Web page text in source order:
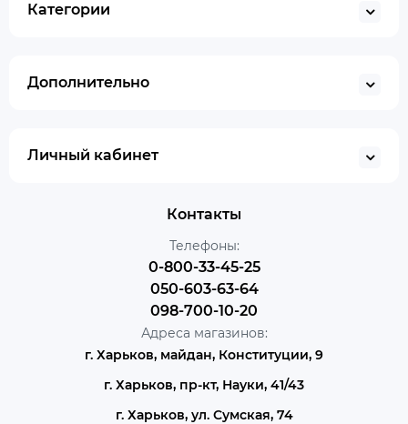
Категории
Дополнительно
Личный кабинет
Контакты
Телефоны:
0-800-33-45-25
050-603-63-64
098-700-10-20
Адреса магазинов:
г. Харьков, майдан, Конституции, 9
г. Харьков, пр-кт, Науки, 41/43
г. Харьков, ул. Сумская, 74